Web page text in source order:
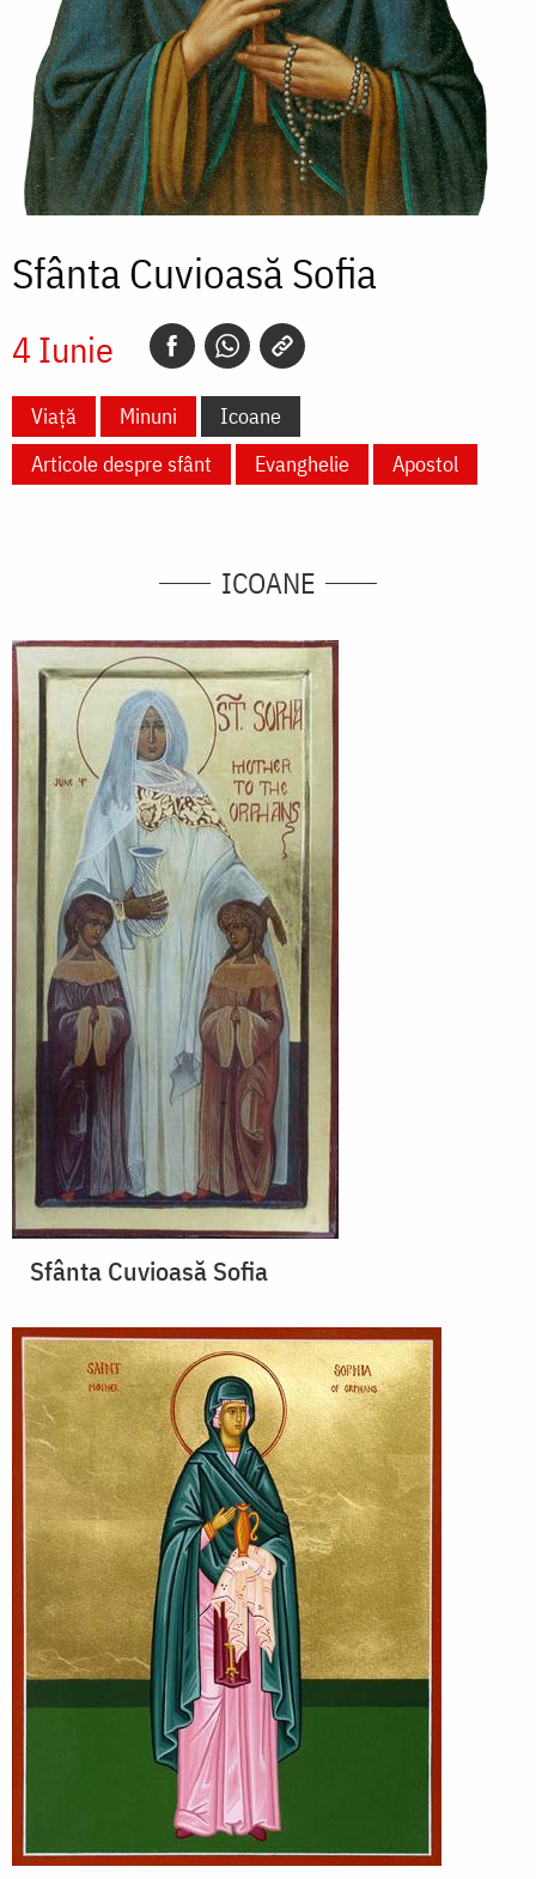
Sfânta Cuvioasă Sofia
4 Iunie
Viață Minuni
Icoane
Articole despre sfânt
Evanghelie Apostol
ICOANE
Sfânta Cuvioasă Sofia